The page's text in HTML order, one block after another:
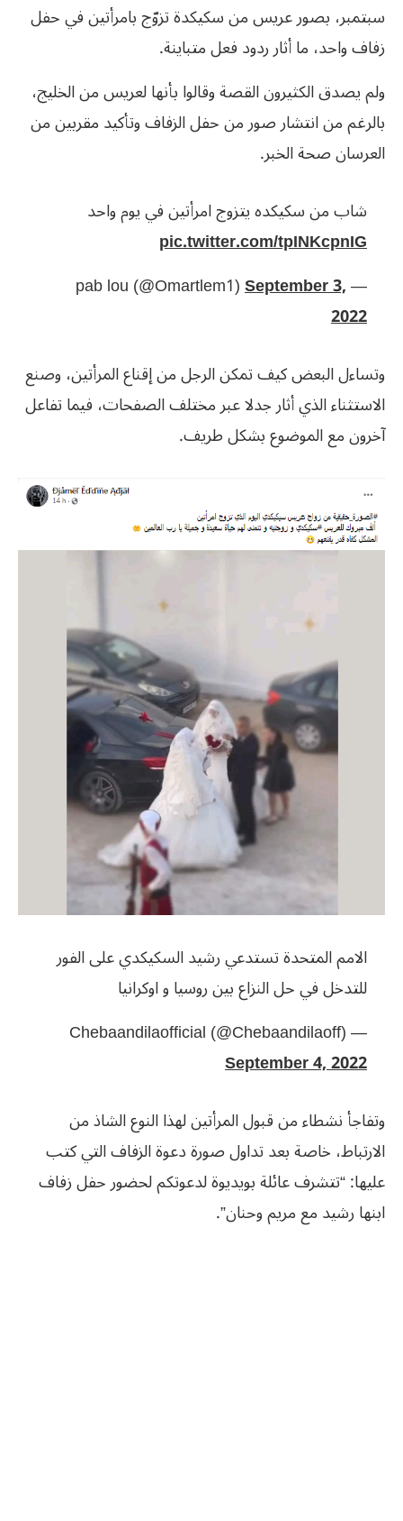
سبتمبر، بصور عريس من سكيكدة تزوّج بامرأتين في حفل
زفاف واحد، ما أثار ردود فعل متباينة.
ولم يصدق الكثيرون القصة وقالوا بأنها لعريس من الخليج،
بالرغم من انتشار صور من حفل الزفاف وتأكيد مقربين من
العرسان صحة الخبر.
شاب من سكيكده يتزوج امرأتين في يوم واحد
pic.twitter.com/tpINKcpnIG
— pab lou (@Omartlem1)
September 3,
2022
وتساءل البعض كيف تمكن الرجل من إقناع المرأتين، وصنع
الاستثناء الذي أثار جدلا عبر مختلف الصفحات، فيما تفاعل
آخرون مع الموضوع بشكل طريف.
الامم المتحدة تستدعي رشيد السكيكدي على الفور
للتدخل في حل النزاع بين روسيا و اوكرانيا
— Chebaandilaofficial (@Chebaandilaoff)
September 4, 2022
وتفاجأ نشطاء من قبول المرأتين لهذا النوع الشاذ من
الارتباط، خاصة بعد تداول صورة دعوة الزفاف التي كتب
عليها: “تتشرف عائلة بويديوة لدعوتكم لحضور حفل زفاف
ابنها رشيد مع مريم وحنان”.